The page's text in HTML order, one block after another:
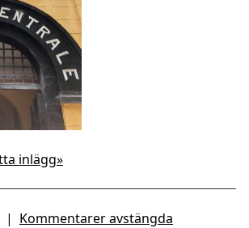
inlägg»
| Kommentarer avstängda